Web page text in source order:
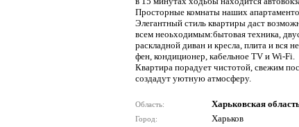
Просторные комнаты наших
Элегантный стиль квартиры даст
всем неоьходимым:бытовая техника,
раскладной диван и кресла, плита и вся
фен, кондиционер, кабельное TV и Wi-Fi.
Квартира порадует чистотой, свежим
создадут уютную атмосферу.
Область: Харьковская
Город: Харьков